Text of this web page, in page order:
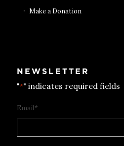
Make a Donation
NEWSLETTER
"*" indicates required fields
Email*